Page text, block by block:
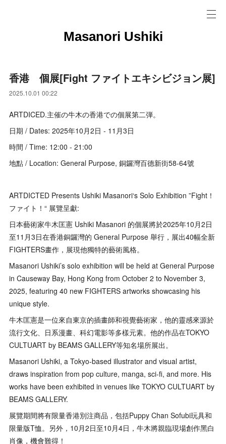
Masanori Ushiki
香港 個展[Fight ファイトエキシビジョン展]
2025.10.01 00:22
ARTDICED.主催の牛木の香港での個展第二弾。
日期 / Dates: 2025年10月2日 - 11月3日
時間 / Time: 12:00 - 21:00
地點 / Location: General Purpose, 銅鑼灣百德新街58-64號
ARTDICTED Presents Ushiki Masanori‘s Solo Exhibition ”Fight！
ファイト！“ 展覽呈獻:
日本藝術家牛木匡憲 Ushiki Masanori 的個展將於2025年10月2日
至11月3日在香港銅鑼灣的 General Purpose 舉行，展出40幅全新
FIGHTERS畫作，展現他獨特的藝術風格。
Masanori Ushiki’s solo exhibition will be held at General Purpose
in Causeway Bay, Hong Kong from October 2 to November 3,
2025, featuring 40 new FIGHTERS artworks showcasing his
unique style.
牛木匡憲是一位來自東京的插畫師和視覺藝術家，他的靈感來源於
流行文化、日系漫畫、科幻電影等多樣元素。他的作品在TOKYO
CULTUART by BEAMS GALLERY等知名場所展出。
Masanori Ushiki, a Tokyo-based illustrator and visual artist,
draws inspiration from pop culture, manga, sci-fi, and more. His
works have been exhibited in venues like TOKYO CULTUART by
BEAMS GALLERY.
展覽期間將有限量香港別注商品，包括Puppy Chan Sofubi玩具和
限量版T恤。另外，10月2日至10月4日，牛木將親臨現場創作黑白
肖像，機會難得！